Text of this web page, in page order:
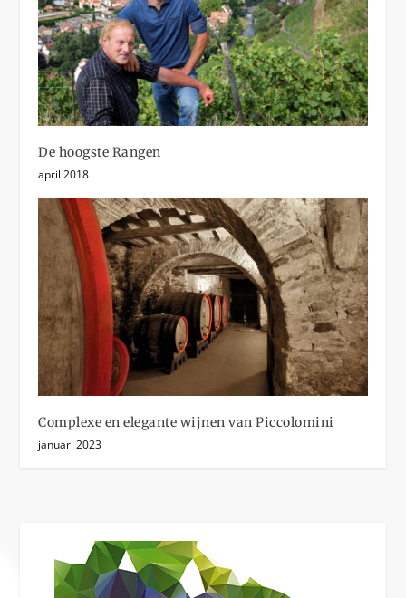
De hoogste Rangen
april 2018
Complexe en elegante wijnen van Piccolomini
januari 2023